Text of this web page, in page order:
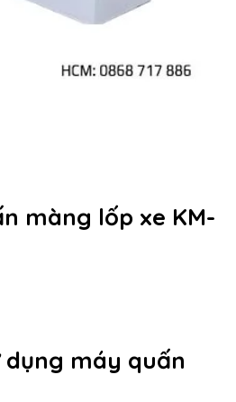
màng lốp xe KM-
dụng máy quấn